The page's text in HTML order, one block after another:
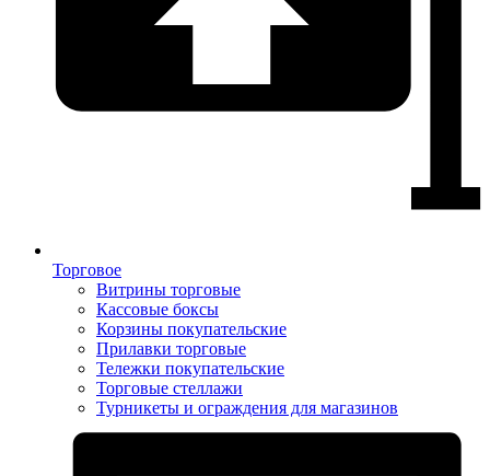
Торговое
Витрины торговые
Кассовые боксы
Корзины покупательские
Прилавки торговые
Тележки покупательские
Торговые стеллажи
Турникеты и ограждения для магазинов